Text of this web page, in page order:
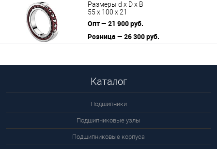
Размеры d x D x B
55 x 100 x 21
Опт — 21 900 руб.
Розница — 26 300 руб.
Каталог
Подшипники
Подшипниковые узлы
Подшипниковые корпуса